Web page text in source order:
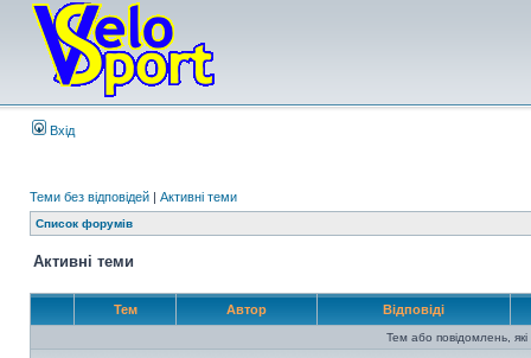
Вхід
Теми без відповідей | Активні теми
Список форумів
Активні теми
Тем Автор Відповіді
Тем або повідомлень,